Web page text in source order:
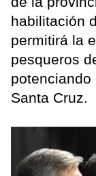
habilitación
permitirá la
pesqueros
Santa Cruz.